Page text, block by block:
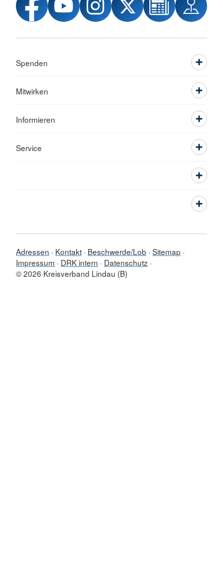
Spenden
Mitwirken
Informieren
Service
Adressen Kontakt Beschwerde/Lob Sitemap
Impressum
DRK intern
Datenschutz
© 2026 Kreisverband Lindau (B)